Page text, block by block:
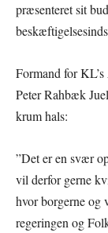
præsenteret sit
Formand for
Peter Rahbæk
krum hals:
”Det er en svær
vil derfor gerne
hvor borgerne og
regeringen og